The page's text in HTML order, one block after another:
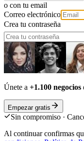
o con tu email
Correo electrónico
Crea tu contraseña
Únete a +1.100 negocios
Empezar gratis
Sin compromiso ·
Al continuar confirmas